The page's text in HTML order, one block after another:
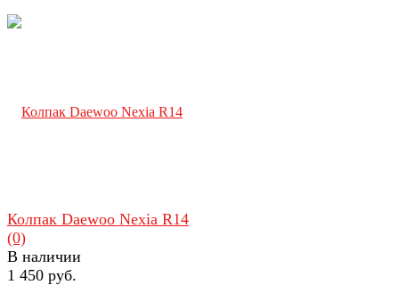
Колпак Daewoo Nexia R14
(0)
В наличии
1 450 руб.